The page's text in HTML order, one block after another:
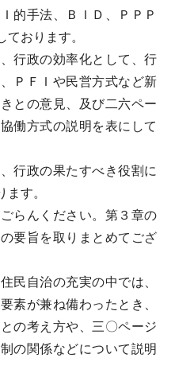
的手法、ＢＩＤ、ＰＰＰ
おります。
行政の効率化として、行
ＰＦＩや民営方式など新
との意見、及び二六ペー
働方式の説明を表にして
行政の果たすべき役割に
す。
らんください。第３章の
要旨を取りまとめてござ
民自治の充実の中では、
素が兼ね備わったとき、
の考え方や、三〇ページ
の関係などについて説明